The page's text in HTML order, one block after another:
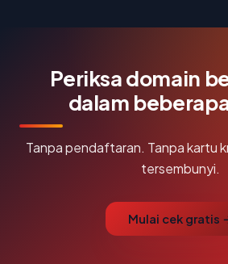
Periksa domain
dalam
Tanpa pendaftaran. Tanpa kartu
tersembunyi.
Mulai cek gratis